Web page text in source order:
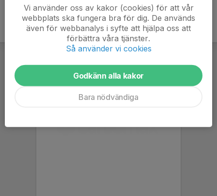
Vi använder oss av kakor (cookies) för att vår
webbplats ska fungera bra för dig. De används
även för webbanalys i syfte att hjälpa oss att
förbättra våra tjänster.
Så använder vi cookies
Godkänn alla kakor
Bara nödvändiga